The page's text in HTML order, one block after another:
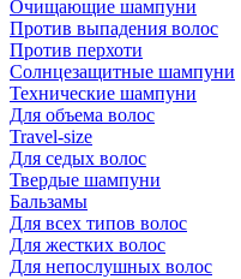
Очищающие шампуни
Против выпадения волос
Против перхоти
Солнцезащитные шампуни
Технические шампуни
Для объема волос
Travel-size
Для седых волос
Твердые шампуни
Бальзамы
Для всех типов волос
Для жестких волос
Для непослушных волос